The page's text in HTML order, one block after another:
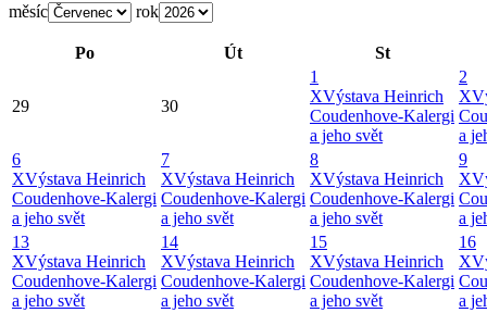
měsíc rok
Po Út St
29 30
1
XVýstava Heinrich
Coudenhove-Kalergi
a jeho svět
2
X
a
6
XVýstava Heinrich
Coudenhove-Kalergi
a jeho svět
7
XVýstava Heinrich
Coudenhove-Kalergi
a jeho svět
8
XVýstava Heinrich
Coudenhove-Kalergi
a jeho svět
9
X
a
13
XVýstava Heinrich
Coudenhove-Kalergi
a jeho svět
14
XVýstava Heinrich
Coudenhove-Kalergi
a jeho svět
15
XVýstava Heinrich
Coudenhove-Kalergi
a jeho svět
16
X
a